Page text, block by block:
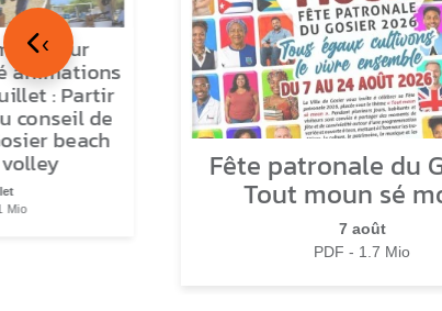
sur
animations
: Partir
conseil de
beach
volley
Mio
Fête patronale du
Tout moun sé
7 août
PDF - 1.7 Mio
‹